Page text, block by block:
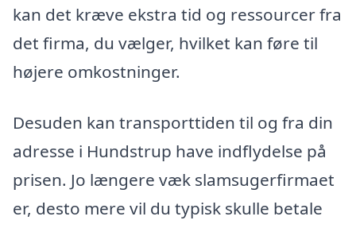
kan det kræve ekstra tid og ressourcer fra
det firma, du vælger, hvilket kan føre til
højere omkostninger.
Desuden kan transporttiden til og fra din
adresse i Hundstrup have indflydelse på
prisen. Jo længere væk slamsugerfirmaet
er, desto mere vil du typisk skulle betale